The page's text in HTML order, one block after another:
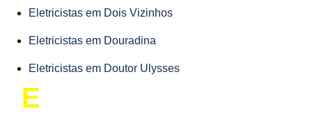
Eletricistas em Dois Vizinhos
Eletricistas em Douradina
Eletricistas em Doutor Ulysses
E